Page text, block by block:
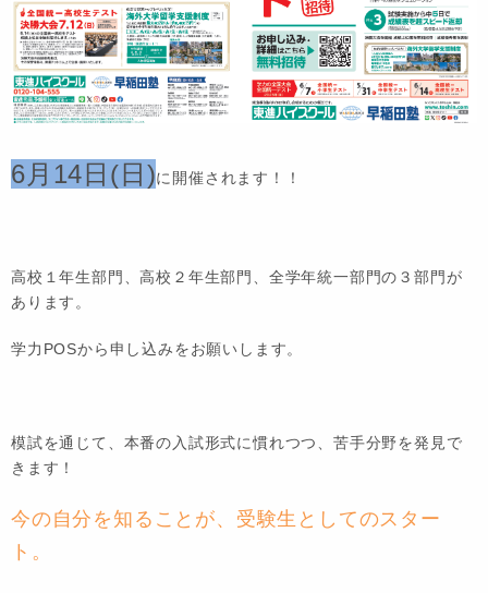
6月14日(日)に開催されます！！
高校１年生部門、高校２年生部門、全学年統一部門の３部門が
あります。
学力POSから申し込みをお願いします。
模試を通じて、本番の入試形式に慣れつつ、苦手分野を発見で
きます！
今の自分を知ることが、受験生としてのスター
ト。